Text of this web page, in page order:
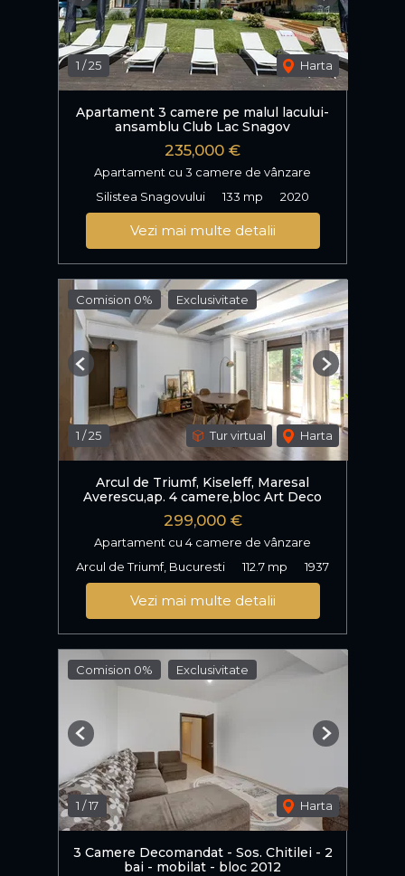
1 /25 Harta
Apartament 3 camere pe malul lacului-
ansamblu Club Lac Snagov
235,000 €
Apartament cu 3 camere de vânzare
Silistea Snagovului
133 mp 2020
Vezi mai multe detalii
Comision 0% Exclusivitate
1 /25 Tur virtual Harta
Previous Next
Arcul de Triumf, Kiseleff, Maresal
Averescu,ap. 4 camere,bloc Art Deco
299,000 €
Apartament cu 4 camere de vânzare
Arcul de Triumf, Bucuresti
112.7 mp 1937
Vezi mai multe detalii
Comision 0% Exclusivitate
1 /17 Harta
Previous Next
3 Camere Decomandat - Sos. Chitilei - 2
bai - mobilat - bloc 2012